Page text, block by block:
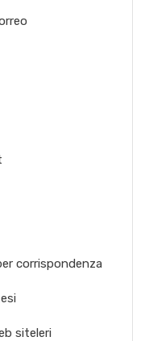
corrispondenza
siteleri